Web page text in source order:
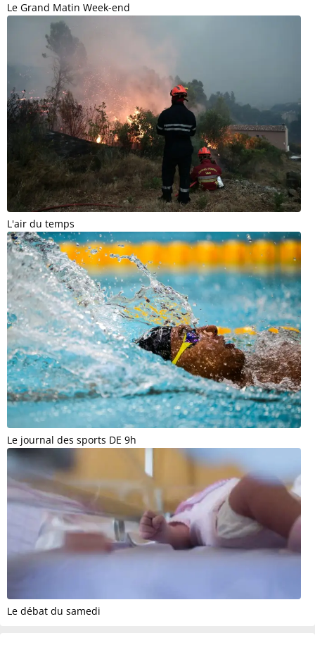
Le Grand Matin Week-end
L'air du temps
Le journal des sports DE 9h
Le débat du samedi